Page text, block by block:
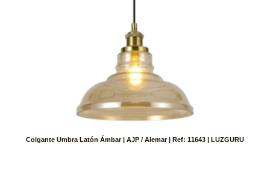
Colgante Umbra Latón Ámbar | AJP / Alemar | Ref: 11643 | LUZGURU